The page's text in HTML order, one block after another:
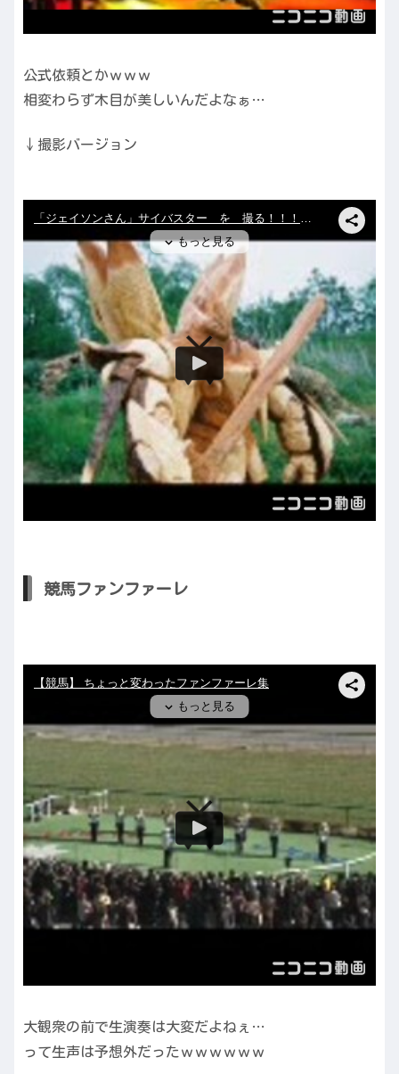
公式依頼とかｗｗｗ
相変わらず木目が美しいんだよなぁ…
↓撮影バージョン
競馬ファンファーレ
大観衆の前で生演奏は大変だよねぇ…
って生声は予想外だったｗｗｗｗｗｗ